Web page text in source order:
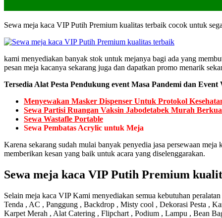
Sewa meja kaca VIP Putih Premium kualitas terbaik cocok untuk
kami menyediakan banyak stok untuk mejanya bagi ada yang
pesan meja kacanya sekarang juga dan dapatkan promo menarik
Tersedia Alat Pesta Pendukung event Masa Pandemi dan
Menyewakan Masker Dispenser Untuk Protokol
Sewa Partisi Ruangan Vaksin Jabodetabek Murah
Sewa Wastafle Portable
Sewa Pembatas Acrylic untuk Meja
Karena sekarang sudah mulai banyak penyedia jasa persewaan
memberikan kesan yang baik untuk acara yang diselenggarakan.
Sewa meja kaca VIP Putih Premium
Selain meja kaca VIP Kami menyediakan semua kebutuhan
Tenda , AC , Panggung , Backdrop , Misty cool , Dekorasi Pesta ,
Karpet Merah , Alat Catering , Flipchart , Podium , Lampu , Bean